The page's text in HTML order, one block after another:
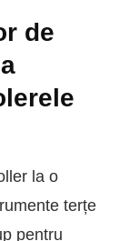
de
la o
terțe
pentru